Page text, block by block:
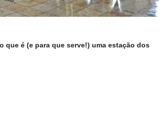
que é (e para que serve!) uma estação dos